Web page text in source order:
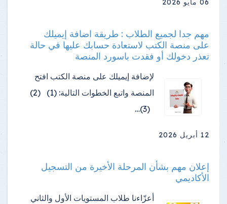
06 مايو 2026
مهم جدا لجميع الطلاب : طريقة اضافة إيميلك
على منصة الكتب لاستعادة حسابك عليها في حالة
تعذر دخولك أو فقدت باسورد المنصة
لإضافة إيميلك على منصة الكتب افتح
المنصة واتبع الخطوات التالية: (1) (2)
(3)…
12 أبريل 2026
إعلان مهم بشأن المرحلة الأخيرة من التسجيل
الأكاديمي
أعزّاءنا طلاب المستويات الأول والثاني